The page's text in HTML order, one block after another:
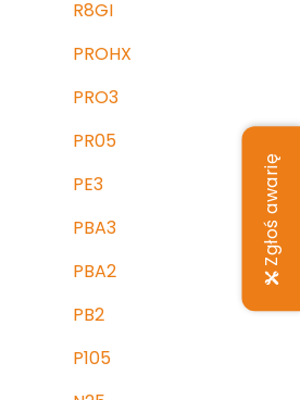
R8GI
PROHX
PRO3
PR05
PE3
PBA3
PBA2
PB2
P105
Zgłoś awarię